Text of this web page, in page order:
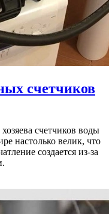
счетчиков
счетчиков воды
настолько велик, что
создается из-за